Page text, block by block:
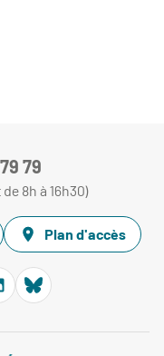
79
8h à 16h30)
Plan d'accès